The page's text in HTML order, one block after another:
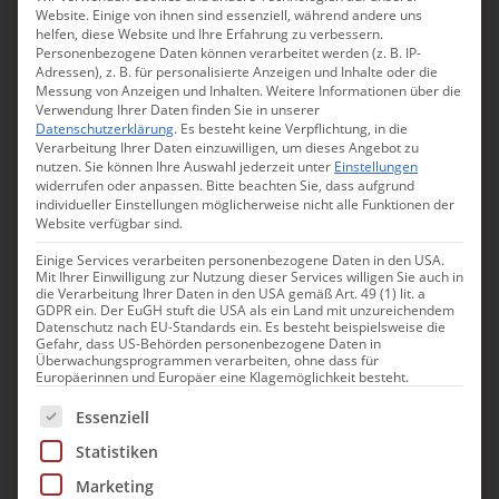
€€€€ / Luxury +
Must Haves
Frühstücksservice
Hunde erlaubt
Pool
Restaurant 100
Rollstuhlgerecht 98
Sauna / kleiner Spa
Vorlieben
Adults only
Website. Einige von ihnen sind essenziell, während andere uns
helfen, diese Website und Ihre Erfahrung zu verbessern.
Personenbezogene Daten können verarbeitet werden (z. B. IP-
Adressen), z. B. für personalisierte Anzeigen und Inhalte oder die
Messung von Anzeigen und Inhalten.Weitere Informationen über die
Verwendung Ihrer Daten finden Sie in unserer
Datenschutzerklärung. Es besteht keine Verpflichtung, in die
Verarbeitung Ihrer Daten einzuwilligen, um dieses Angebot zu
nutzen.Sie können Ihre Auswahl jederzeit unter Einstellungen
widerrufen oder anpassen. Bitte beachten Sie, dass aufgrund
individueller Einstellungen möglicherweise nicht alle Funktionen der
Website verfügbar sind.
Einige Services verarbeiten personenbezogene Daten in den USA.
Mit Ihrer Einwilligung zur Nutzung dieser Services willigen Sie auch in
die Verarbeitung Ihrer Daten in den USA gemäß Art. 49 (1) lit. a
GDPR ein. Der EuGH stuft die USA als ein Land mit unzureichendem
Datenschutz nach EU-Standards ein. Es besteht beispielsweise die
Gefahr, dass US-Behörden personenbezogene Daten in
Überwachungsprogrammen verarbeiten, ohne dass für
Europäerinnen und Europäer eine Klagemöglichkeit besteht.
Es folgt eine Liste der Service-Gruppen, für die eine
Essenziell
Statistiken
Marketing